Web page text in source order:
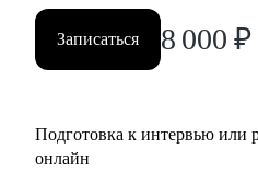
Записаться 8 000 ₽
Подготовка к интервью или
онлайн